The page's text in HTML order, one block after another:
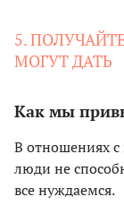
5.
МОГУТ ДАТЬ
Как мы
В отношениях с
люди не
все нуждаемся.